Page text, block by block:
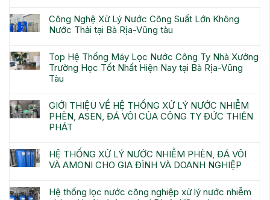
Công Nghệ Xử Lý Nước Công Suất Lớn Không
Nước Thải tại Bà Rịa-Vũng tàu
Top Hệ Thống Máy Lọc Nước Công Ty Nhà Xưởng
Trường Học Tốt Nhất Hiện Nay tại Bà Rịa-Vũng
Tàu
GIỚI THIỆU VỀ HỆ THỐNG XỬ LÝ NƯỚC NHIỄM
PHÈN, ASEN, ĐÁ VÔI CỦA CÔNG TY ĐỨC THIÊN
PHÁT
HỆ THỐNG XỬ LÝ NƯỚC NHIỄM PHÈN, ĐÁ VÔI
VÀ AMONI CHO GIA ĐÌNH VÀ DOANH NGHIỆP
Hệ thống lọc nước công nghiệp xử lý nước nhiễm